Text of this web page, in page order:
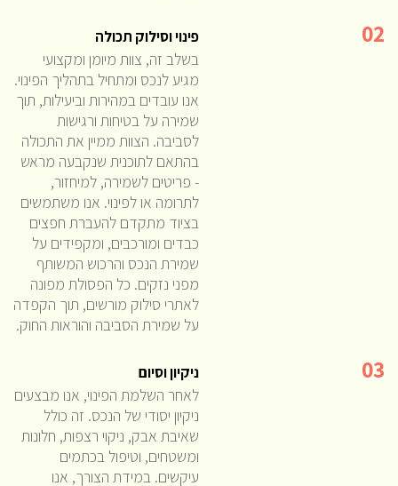
02 פינוי וסילוק תכולה
בשלב זה, צוות מיומן ומקצועי
מגיע לנכס ומתחיל בתהליך הפינוי.
אנו עובדים במהירות וביעילות, תוך
שמירה על בטיחות ורגישות
לסביבה. הצוות ממיין את התכולה
בהתאם לתוכנית שנקבעה מראש
- פריטים לשמירה, למיחזור,
לתרומה או לפינוי. אנו משתמשים
בציוד מתקדם להעברת חפצים
כבדים ומורכבים, ומקפידים על
שמירת הנכס והרכוש המשותף
מפני נזקים. כל הפסולת מפונה
לאתרי סילוק מורשים, תוך הקפדה
על שמירת הסביבה והוראות החוק.
03 ניקיון וסיום
לאחר השלמת הפינוי, אנו מבצעים
ניקיון יסודי של הנכס. זה כולל
שאיבת אבק, ניקוי רצפות, חלונות
ומשטחים, וטיפול בכתמים
עיקשים. במידת הצורך, אנו